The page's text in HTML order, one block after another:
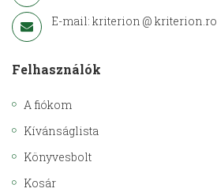
E-mail: kriterion @ kriterion.ro
Felhasználók
A fiókom
Kívánságlista
Könyvesbolt
Kosár